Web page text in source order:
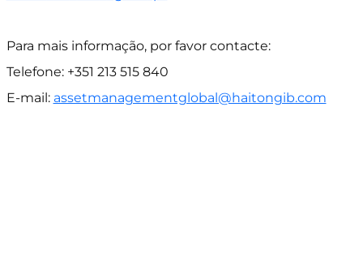
Para mais informação, por favor contacte:
Telefone: +351 213 515 840
E-mail: assetmanagementglobal@haitongib.com